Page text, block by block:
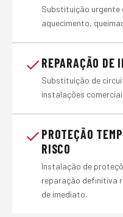
Substituição urgente
aquecimento,
REPARAÇÃO DE
Substituição de
instalações
PROTEÇÃO
RISCO
Instalação de
reparação definitiva
de imediato.